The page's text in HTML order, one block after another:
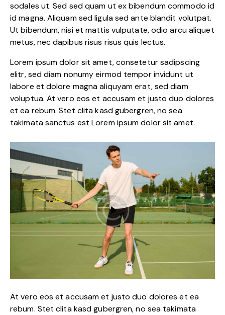
sodales ut. Sed sed quam ut ex bibendum commodo id
id magna. Aliquam sed ligula sed ante blandit volutpat.
Ut bibendum, nisi et mattis vulputate, odio arcu aliquet
metus, nec dapibus risus risus quis lectus.
Lorem ipsum dolor sit amet, consetetur sadipscing
elitr, sed diam nonumy eirmod tempor invidunt ut
labore et dolore magna aliquyam erat, sed diam
voluptua. At vero eos et accusam et justo duo dolores
et ea rebum. Stet clita kasd gubergren, no sea
takimata sanctus est Lorem ipsum dolor sit amet.
At vero eos et accusam et justo duo dolores et ea
rebum. Stet clita kasd gubergren, no sea takimata